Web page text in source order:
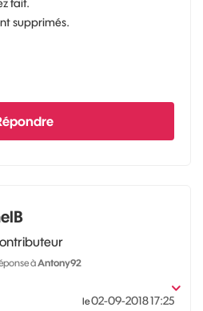
fait.
supprimés.
àAntony92
le‎02-09-201817:25